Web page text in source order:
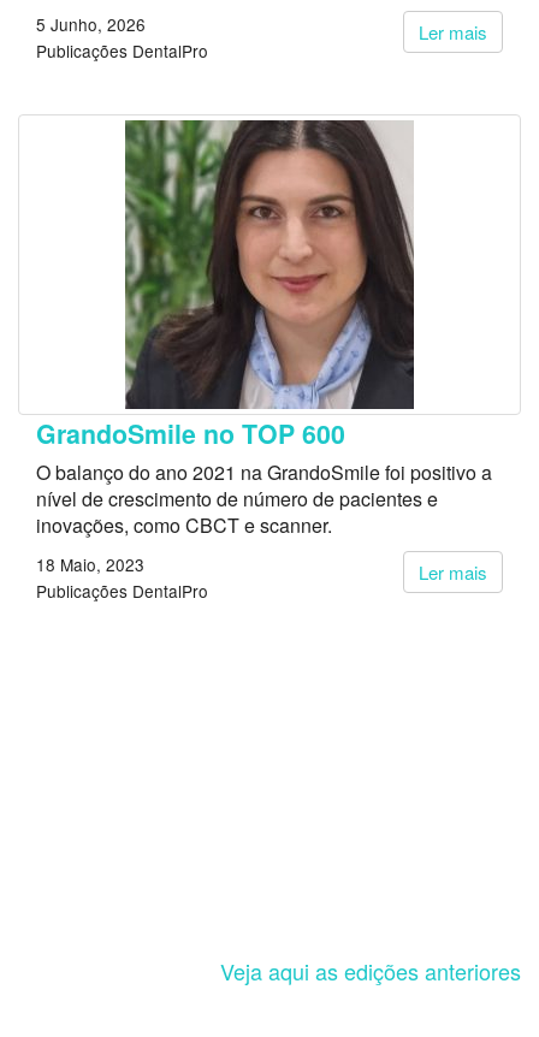
Ler mais
5 Junho, 2026
Publicações DentalPro
GrandoSmile no TOP 600
O balanço do ano 2021 na GrandoSmile foi positivo a
nível de crescimento de número de pacientes e
inovações, como CBCT e scanner.
Ler mais
18 Maio, 2023
Publicações DentalPro
Veja aqui as edições anteriores